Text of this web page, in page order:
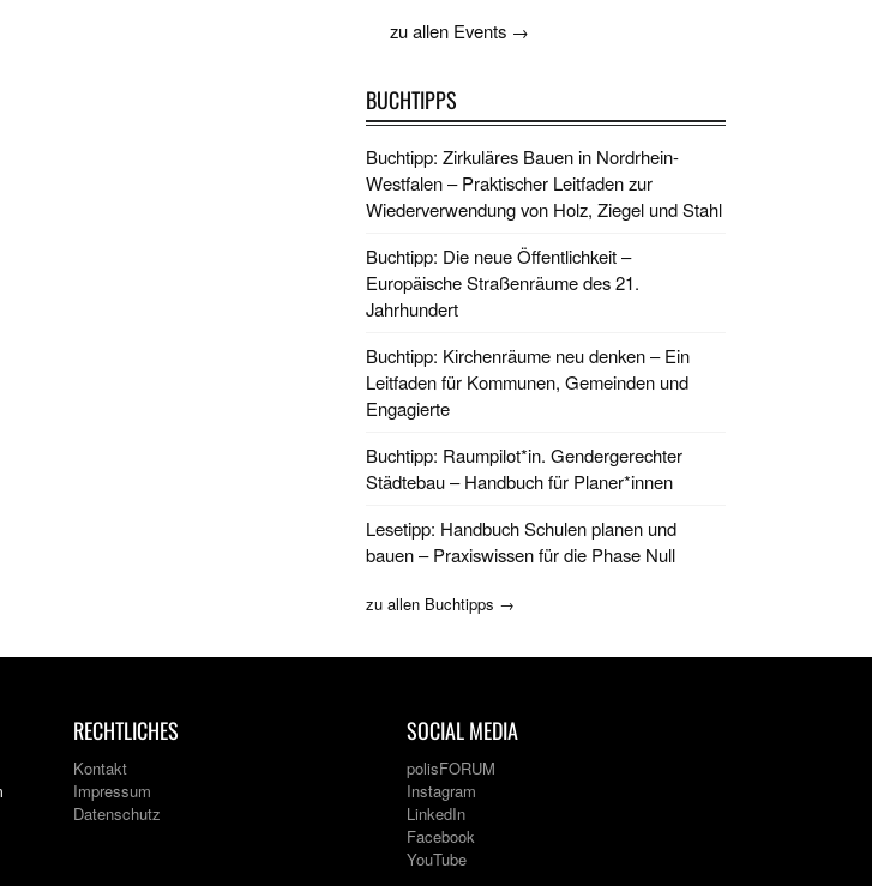
zu allen Events →
BUCHTIPPS
Buchtipp: Zirkuläres Bauen in Nordrhein-
Westfalen – Praktischer Leitfaden zur
Wiederverwendung von Holz, Ziegel und Stahl
Buchtipp: Die neue Öffentlichkeit –
Europäische Straßenräume des 21.
Jahrhundert
Buchtipp: Kirchenräume neu denken – Ein
Leitfaden für Kommunen, Gemeinden und
Engagierte
Buchtipp: Raumpilot*in. Gendergerechter
Städtebau – Handbuch für Planer*innen
Lesetipp: Handbuch Schulen planen und
bauen – Praxiswissen für die Phase Null
zu allen Buchtipps →
RECHTLICHES
Kontakt
Impressum
Datenschutz
SOCIAL MEDIA
polisFORUM
Instagram
LinkedIn
Facebook
YouTube